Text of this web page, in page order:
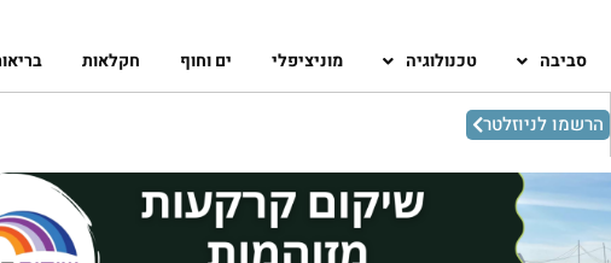
סביבה טכנולוגיה מוניציפלי ים וחוף חקלאות
הרשמו לניוזלטר